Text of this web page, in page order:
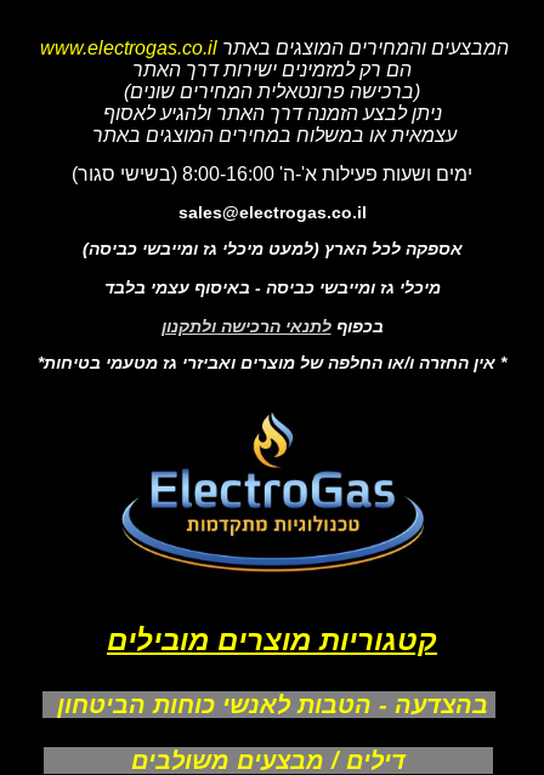
המבצעים והמחירים המוצגים באתר www.electrogas.co.il
הם רק למזמינים ישירות דרך האתר
(ברכישה פרונטאלית המחירים שונים)
ניתן לבצע הזמנה דרך האתר ולהגיע לאסוף
עצמאית או במשלוח במחירים המוצגים באתר
ימים ושעות פעילות א'-ה' 8:00-16:00 (בשישי סגור)
sales@electrogas.co.il
אספקה לכל הארץ (למעט מיכלי גז ומייבשי כביסה)
מיכלי גז ומייבשי כביסה - באיסוף עצמי בלבד
בכפוף לתנאי הרכישה ולתקנון
* אין החזרה ו/או החלפה של מוצרים ואביזרי גז מטעמי בטיחות*
קטגוריות מוצרים מובילים
בהצדעה - הטבות לאנשי כוחות הביטחון
דילים / מבצעים משולבים